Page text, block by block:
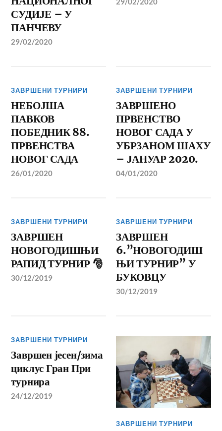
СУДИЈЕ – У
ПАНЧЕВУ
29/02/2020
ЗАВРШЕНИ ТУРНИРИ
НЕБОЈША
ПАВКОВ
ПОБЕДНИК 88.
ПРВЕНСТВА
НОВОГ САДА
26/01/2020
ЗАВРШЕНИ ТУРНИРИ
ЗАВРШЕНО
ПРВЕНСТВО
НОВОГ САДА У
УБРЗАНОМ ШАХУ
– ЈАНУАР 2020.
04/01/2020
ЗАВРШЕНИ ТУРНИРИ
ЗАВРШЕН
НОВОГОДИШЊИ
РАПИД ТУРНИР 🎅
30/12/2019
ЗАВРШЕНИ ТУРНИРИ
ЗАВРШЕН
6.”НОВОГОДИШ
ЊИ ТУРНИР” У
БУКОВЦУ
30/12/2019
ЗАВРШЕНИ ТУРНИРИ
Завршен јесен/зима
циклус Гран При
турнира
24/12/2019
ЗАВРШЕНИ ТУРНИРИ